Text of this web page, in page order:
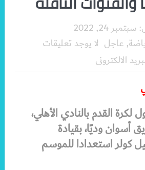
سبتمبر 24, 2022
, عاجل لا يوجد تعليقات
الالكترونى
لكرة القدم بالنادي الأهلي،
أسوان وديًا، بقيادة
كولر استعدادا للموسم